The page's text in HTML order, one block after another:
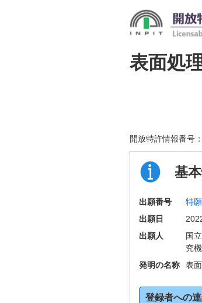
表面処
開放特許情報番号：
基
出願番号 特
出願日
出願人
国
究
発明の名称 表
登録者への